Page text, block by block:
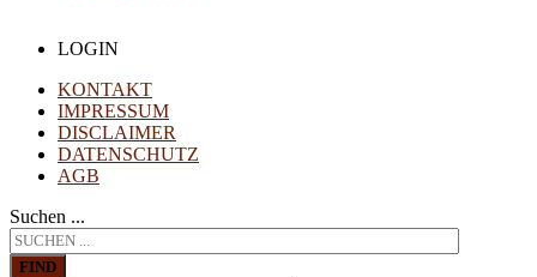
LOGIN
KONTAKT
IMPRESSUM
DISCLAIMER
DATENSCHUTZ
AGB
Suchen ...
FIND